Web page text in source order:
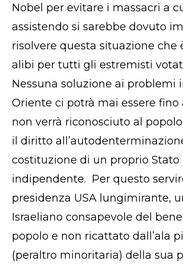
Nobel per evitare i massacri a
assistendo si sarebbe dovuto
risolvere questa situazione che
alibi per tutti gli estremisti
Nessuna soluzione ai problemi
Oriente ci potrà mai essere fino
non verrà riconosciuto al
il diritto
costituzione di un proprio Stato
indipendente. Per questo
presidenza USA lungimirante,
Israeliano consapevole del
popolo e non ricattato dall’ala
(peraltro minoritaria) della sua